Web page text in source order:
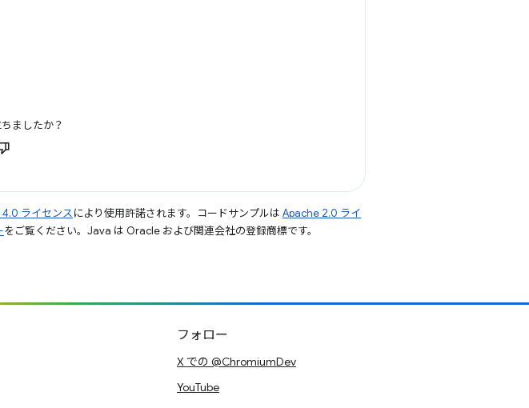
ましたか？
ライセンスにより使用許諾されます。コードサンプルは Apache 2.0 ライ
をご覧ください。Java は Oracle および関連会社の登録商標です。
フォロー
X での @ChromiumDev
YouTube